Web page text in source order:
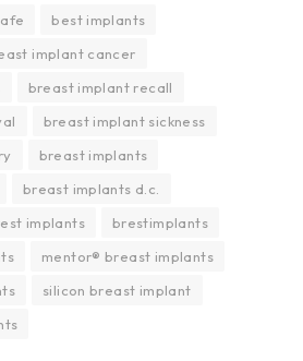
best implants
implant cancer
breast implant recall
breast implant sickness
breast implants
breast implants d.c.
implants
brestimplants
mentor® breast implants
silicon breast implant